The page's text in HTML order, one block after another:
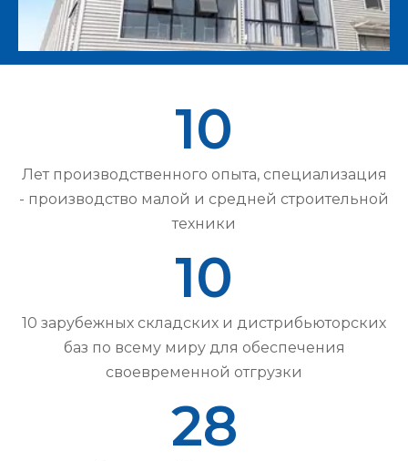
10
Лет производственного опыта, специализация
- производство малой и средней строительной
техники
10
10 зарубежных складских и дистрибьюторских
баз по всему миру для обеспечения
своевременной отгрузки
28